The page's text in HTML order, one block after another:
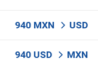
940 MXN USD
940 USD MXN